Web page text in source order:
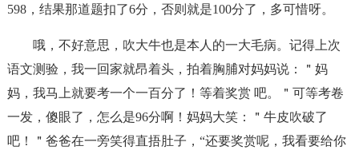
598，结果那道题扣了6分，否则就是100分了，多可惜呀。
哦，不好意思，吹大牛也是本人的一大毛病。记得上次
语文测验，我一回家就昂着头，拍着胸脯对妈妈说：＂妈
妈，我马上就要考一个一百分了！等着奖赏 吧。＂可等考卷
一发，傻眼了，怎么是96分啊！妈妈大笑：＂牛皮吹破了
吧！＂爸爸在一旁笑得直捂肚子，“还要奖赏呢，我看要给你